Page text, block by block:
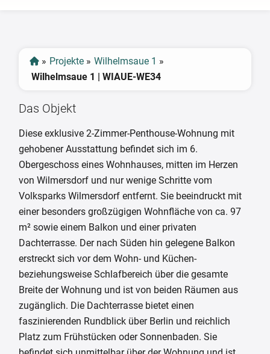
» Projekte » Wilhelmsaue 1 »
Wilhelmsaue 1 | WIAUE-WE34
Das Objekt
Diese exklusive 2-Zimmer-Penthouse-Wohnung mit
gehobener Ausstattung befindet sich im 6.
Obergeschoss eines Wohnhauses, mitten im Herzen
von Wilmersdorf und nur wenige Schritte vom
Volksparks Wilmersdorf entfernt. Sie beeindruckt mit
einer besonders großzügigen Wohnfläche von ca. 97
m² sowie einem Balkon und einer privaten
Dachterrasse. Der nach Süden hin gelegene Balkon
erstreckt sich vor dem Wohn- und Küchen-
beziehungsweise Schlafbereich über die gesamte
Breite der Wohnung und ist von beiden Räumen aus
zugänglich. Die Dachterrasse bietet einen
faszinierenden Rundblick über Berlin und reichlich
Platz zum Frühstücken oder Sonnenbaden. Sie